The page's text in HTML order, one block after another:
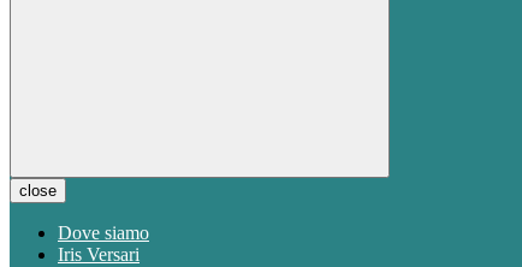
close
Dove siamo
Iris Versari